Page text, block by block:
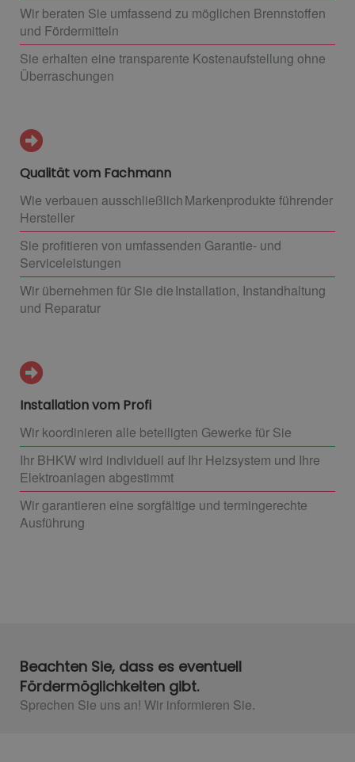
Wir beraten Sie umfassend zu möglichen Brennstoffen
und Fördermitteln
Sie erhalten eine transparente Kostenaufstellung ohne
Überraschungen
Qualität vom Fachmann
Wie verbauen ausschließlich Markenprodukte führender
Hersteller
Sie profitieren von umfassenden Garantie- und
Serviceleistungen
Wir übernehmen für Sie die Installation, Instandhaltung
und Reparatur
Installation vom Profi
Wir koordinieren alle beteiligten Gewerke für Sie
Ihr BHKW wird individuell auf Ihr Heizsystem und Ihre
Elektroanlagen abgestimmt
Wir garantieren eine sorgfältige und termingerechte
Ausführung
Beachten Sie, dass es eventuell
Fördermöglichkeiten gibt.
Sprechen Sie uns an! Wir informieren Sie.​